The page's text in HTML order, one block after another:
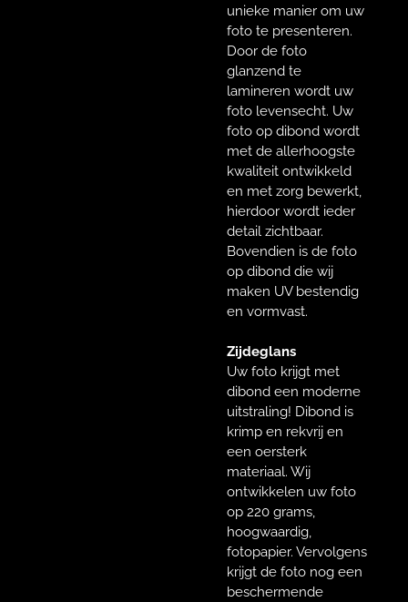
unieke manier om uw
foto te presenteren.
Door de foto
glanzend te
lamineren wordt uw
foto levensecht. Uw
foto op dibond wordt
met de allerhoogste
kwaliteit ontwikkeld
en met zorg bewerkt,
hierdoor wordt ieder
detail zichtbaar.
Bovendien is de foto
op dibond die wij
maken UV bestendig
en vormvast.
Zijdeglans
Uw foto krijgt met
dibond een moderne
uitstraling! Dibond is
krimp en rekvrij en
een oersterk
materiaal. Wij
ontwikkelen uw foto
op 220 grams,
hoogwaardig,
fotopapier. Vervolgens
krijgt de foto nog een
beschermende